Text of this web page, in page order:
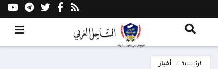
الرئيسية أخبار